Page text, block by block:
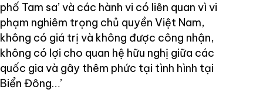
phố Tam sa’ và các hành vi có liên quan vì vi
phạm nghiêm trọng chủ quyền Việt Nam,
không có giá trị và không được công nhận,
không có lợi cho quan hệ hữu nghị giữa các
quốc gia và gây thêm phức tại tình hình tại
Biển Đông…’